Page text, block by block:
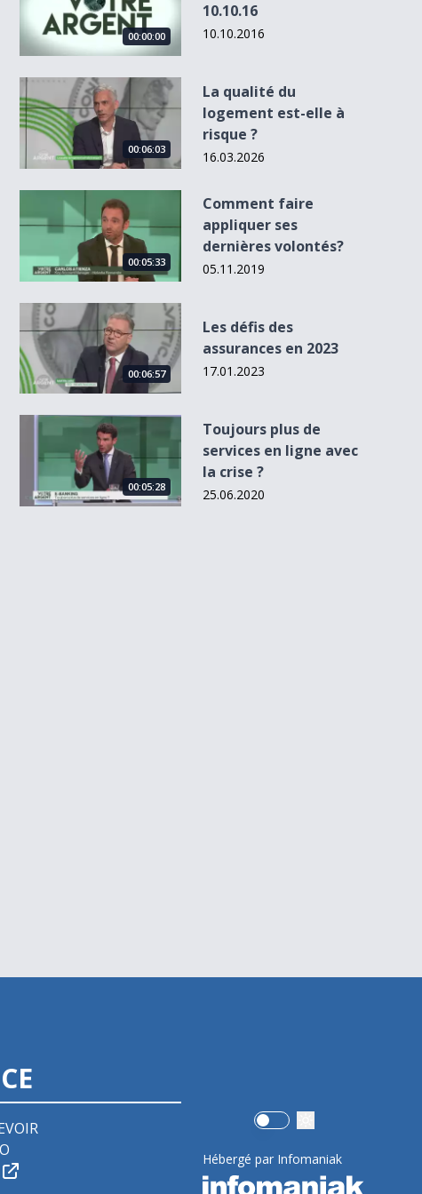
00:00:00
10.10.16
10.10.2016
La qualité du logement est-elle à risque ?
00:06:03
La qualité du
logement est-elle à
risque ?
16.03.2026
Comment faire appliquer ses dernières volontés?
00:05:33
Comment faire
appliquer ses
dernières volontés?
05.11.2019
Les défis des assurances en 2023
00:06:57
Les défis des
assurances en 2023
17.01.2023
Toujours plus de services en ligne avec la crise ?
00:05:28
Toujours plus de
services en ligne avec
la crise ?
25.06.2020
Use setting
Hébergé par Infomaniak